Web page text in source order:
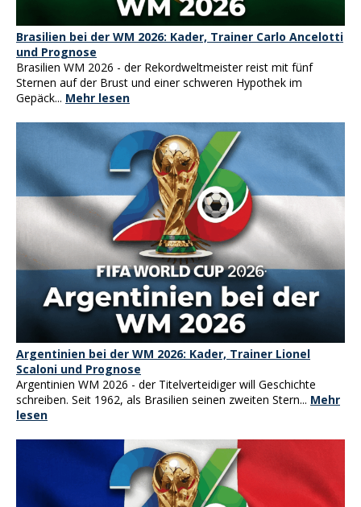
Brasilien bei der WM 2026: Kader, Trainer Carlo Ancelotti
und Prognose
Brasilien WM 2026 - der Rekordweltmeister reist mit fünf
Sternen auf der Brust und einer schweren Hypothek im
Gepäck... Mehr lesen
Argentinien bei der WM 2026: Kader, Trainer Lionel
Scaloni und Prognose
Argentinien WM 2026 - der Titelverteidiger will Geschichte
schreiben. Seit 1962, als Brasilien seinen zweiten Stern... Mehr
lesen